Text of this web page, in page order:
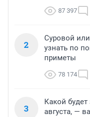
87 397
2
Суровой
узнать по
приметы
78 174
3
Какой
августа, —